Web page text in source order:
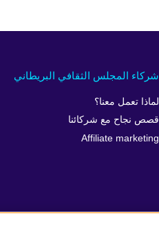
شركاء المجلس الثقافي البريطاني
لماذا تعمل معنا؟
قصص نجاح مع شركائنا
Affiliate marketing